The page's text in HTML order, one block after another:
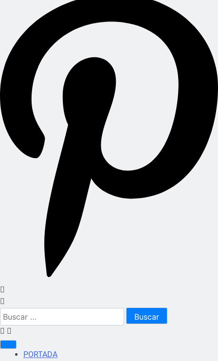
Buscar:
PORTADA